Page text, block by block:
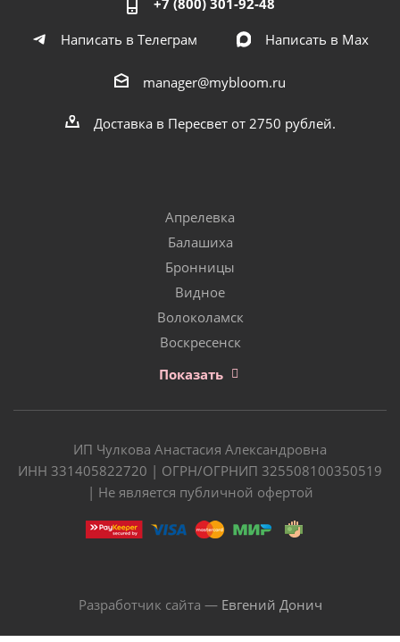
Написать в Телеграм
Написать в Мах
manager@mybloom.ru
Доставка в Пересвет от 2750 рублей.
Апрелевка
Балашиха
Бронницы
Видное
Волоколамск
Воскресенск
Показать
ИП Чулкова Анастасия Александровна
ИНН 331405822720 | ОГРН/ОГРНИП 325508100350519
| Не является публичной офертой
Разработчик сайта — Евгений Донич